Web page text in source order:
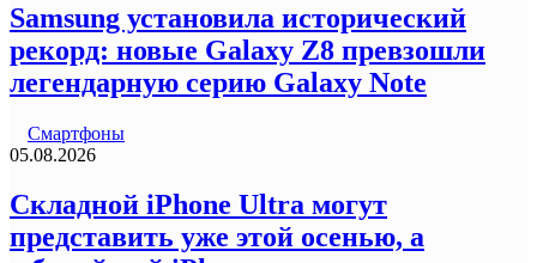
Samsung установила исторический
рекорд: новые Galaxy Z8 превзошли
легендарную серию Galaxy Note
Смартфоны
05.08.2026
Складной iPhone Ultra могут
представить уже этой осенью, а